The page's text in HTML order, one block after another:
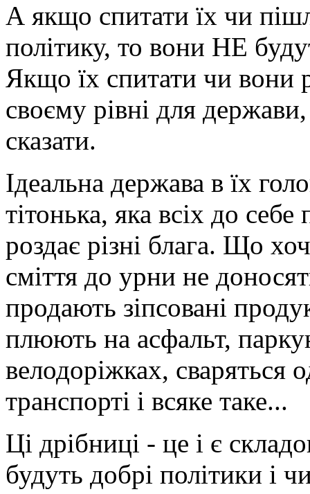
А якщо спитати їх чи
політику, то вони НЕ
Якщо їх спитати чи вони
своєму рівні для
сказати.
Ідеальна держава в їх
тітонька, яка всіх до
роздає різні блага. Що
сміття до урни не
продають зіпсовані
плюють на асфальт,
велодоріжках, сваряться
транспорті і всяке таке...
Ці дрібниці - це і є
будуть добрі політики і